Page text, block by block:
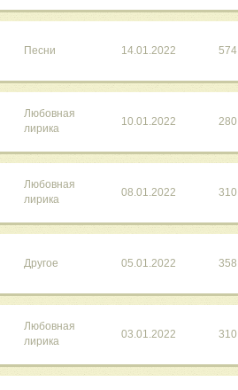
Песни 14.01.2022 574
Любовная
лирика
10.01.2022 280
Любовная
лирика
08.01.2022 310
Другое 05.01.2022 358
Любовная
лирика
03.01.2022 310